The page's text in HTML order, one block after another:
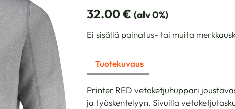
32.00€ (alv 0%)
Ei sisällä painatus- tai muita
Tuotekuvaus
Printer RED vetoketjuhuppari
ja työskentelyyn. Sivuilla